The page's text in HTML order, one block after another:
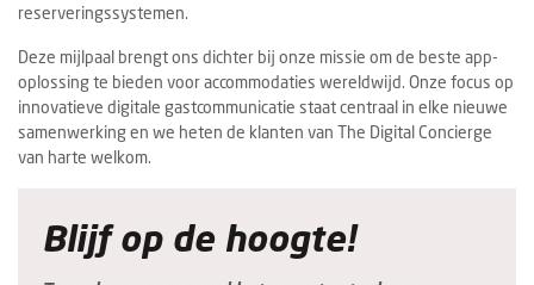
reserveringssystemen.
Deze mijlpaal brengt ons dichter bij onze missie om de beste app-
oplossing te bieden voor accommodaties wereldwijd. Onze focus op
innovatieve digitale gastcommunicatie staat centraal in elke nieuwe
samenwerking en we heten de klanten van The Digital Concierge
van harte welkom.
Blijf op de hoogte!